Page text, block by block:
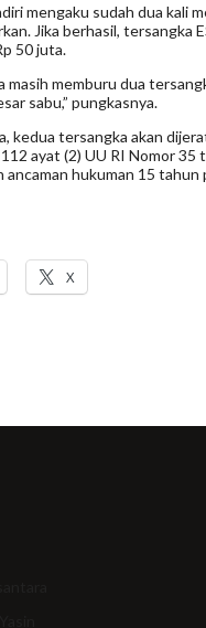
mengaku sudah dua kali
Jika berhasil, tersangka
50 juta.
masih memburu dua
sabu,” pungkasnya.
kedua tersangka akan
ayat (2) UU RI Nomor
ancaman hukuman 15 tahun
X